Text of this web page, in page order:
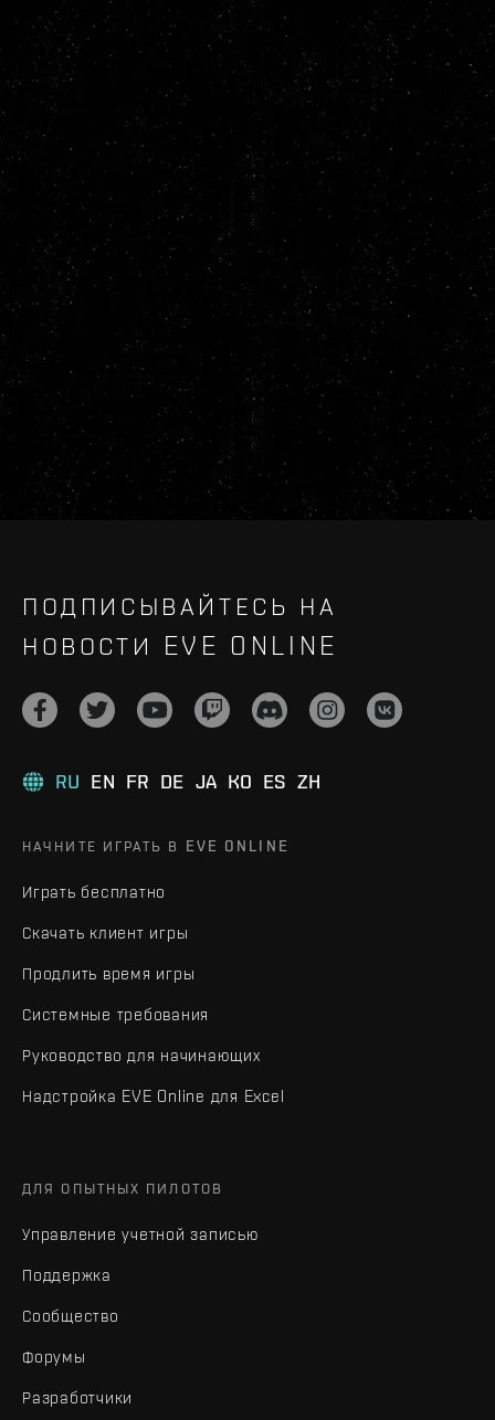
ПОДПИСЫВАЙТЕСЬ НА
НОВОСТИ EVE ONLINE
RU EN FR DE JA KO ES ZH
НАЧНИТЕ ИГРАТЬ В EVE ONLINE
Играть бесплатно
Скачать клиент игры
Продлить время игры
Системные требования
Руководство для начинающих
Надстройка EVE Online для Excel
ДЛЯ ОПЫТНЫХ ПИЛОТОВ
Управление учетной записью
Поддержка
Сообщество
Форумы
Разработчики